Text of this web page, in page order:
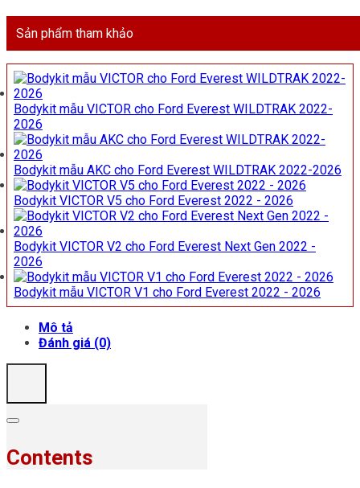
Sản phẩm tham khảo
Bodykit mẫu VICTOR cho Ford Everest WILDTRAK 2022-
2026
Bodykit mẫu AKC cho Ford Everest WILDTRAK 2022-2026
Bodykit VICTOR V5 cho Ford Everest 2022 - 2026
Bodykit VICTOR V2 cho Ford Everest Next Gen 2022 -
2026
Bodykit mẫu VICTOR V1 cho Ford Everest 2022 - 2026
Mô tả
Đánh giá (0)
Contents